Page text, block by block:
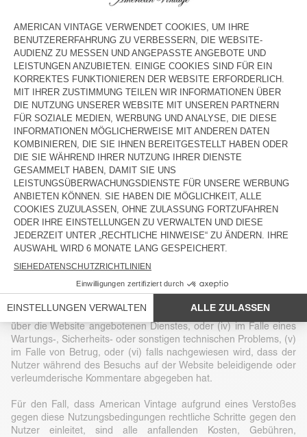
Ohne Genehmigung von American Vintage ist jede Nutzung der
Website oder der Website-Inhalte, die nicht ausdrücklich in diesen
Nutzungsbedingungen genehmigt ist und nicht für den
persönlichen und privaten Gebrauch zu nicht-kommerziellen
Zwecken erfolgt, strengstens untersagt und beendet automatisch
und fristlos das Zugriffsrecht des Nutzers. Eine solche unbefugte
Nutzung kann darüber hinaus einen Verstoß gegen die
Gesetzgebung und unter anderem gegen die Urheber- und
Markenrechte darstellen. Sofern nicht ausdrücklich in diesen
Nutzungsbedingungen vorgesehen, ist nichts in diesen
Nutzungsbedingungen so auszulegen, dass in irgendeiner Weise,
auch nicht stillschweigend, Eigentumsrechte oder Eigentum oder
exklusive Nutzungsrechte an geistigem Eigentum oder anderen
damit verbundenen Rechten gewährt werden.
American Vintage kann nach eigenem Ermessen und ohne
Vorankündigung die Zugriffsrechte des Nutzers auf die Website
aus einem gegebenem Grund beenden, einschließlich (i) auf
Antrag einer Strafverfolgungs- oder anderen Regierungsbehörde,
(ii) auf Antrag des Benutzers (Löschung meines American
oder wesentlichen Änderung der Website oder eines auf oder
über die Website angebotenen Dienstes, oder (iv) im Falle eines
Wartungs-, Sicherheits- oder sonstigen technischen Problems, (v)
im Falle von Betrug, oder (vi) falls nachgewiesen wird, dass der
Nutzer während des Besuchs auf der Website beleidigende oder
verleumderische Kommentare abgegeben hat.
Für den Fall, dass American Vintage aufgrund eines Verstoßes
gegen diese Nutzungsbedingungen rechtliche Schritte gegen den
Nutzer einleitet, sind alle anfallenden Kosten, Gebühren,